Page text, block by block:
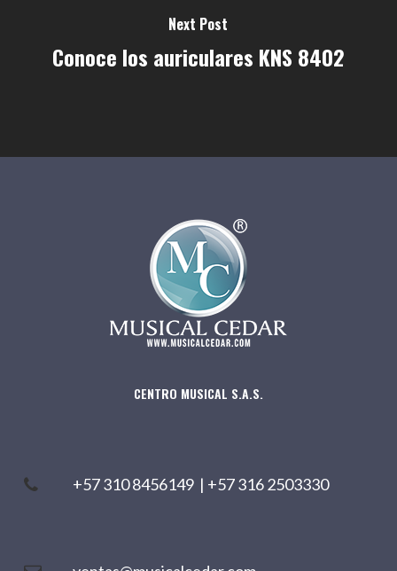
Next Post
Conoce los auriculares KNS 8402
CENTRO MUSICAL S.A.S.
+57 310 8456149 | +57 316 2503330